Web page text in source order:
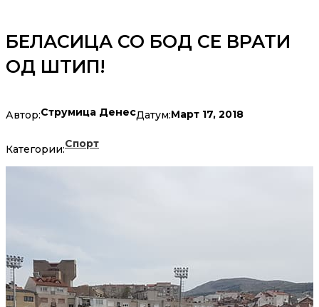
БЕЛАСИЦА СО БОД СЕ ВРАТИ
ОД ШТИП!
Автор:Струмица ДенесДатум:Март 17, 2018
Категории:Спорт